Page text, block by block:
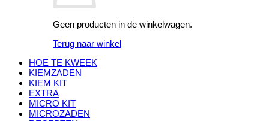
Geen producten in de winkelwagen.
Terug naar winkel
HOE TE KWEEK
KIEMZADEN
KIEM KIT
EXTRA
MICRO KIT
MICROZADEN